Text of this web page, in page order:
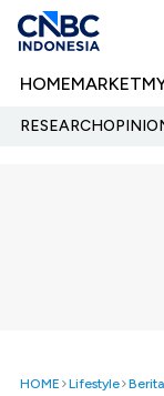
HOMEMARKET
RESEARCH
HOME Lifestyle